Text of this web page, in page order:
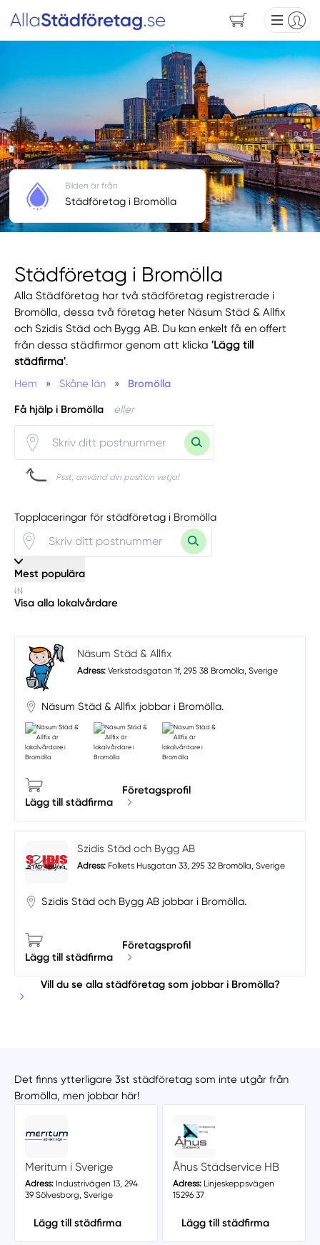
Städföretag i Bromölla
Alla Städföretag har två städföretag registrerade i
Bromölla, dessa två företag heter Näsum Städ & Allfix
och Szidis Städ och Bygg AB. Du kan enkelt få en offert
från dessa städfirmor genom att klicka'Lägg till
städfirma'.
Hem
» Skåne län » Bromölla
Få hjälp i Bromölla eller
Psst, använd din position vetja!
Bilden är från
Städföretag i Bromölla
Topplaceringar för städföretag i Bromölla
Mest populära
Visa alla lokalvårdare
Näsum Städ & Allfix
Adress: Verkstadsgatan 1f, 295 38 Bromölla, Sverige
Näsum Städ & Allfix jobbar i Bromölla.
Lägg till städfirma
Företagsprofil
Szidis Städ och Bygg AB
Adress: Folkets Husgatan 33, 295 32 Bromölla, Sverige
Szidis Städ och Bygg AB jobbar i Bromölla.
Lägg till städfirma
Företagsprofil
Vill du se alla städföretag som jobbar i Bromölla?
Det finns ytterligare 3st städföretag som inte utgår från
Bromölla, men jobbar här!
Meritum i Sverige
Adress:Industrivägen 13, 294
39 Sölvesborg, Sverige
Lägg till städfirma
Åhus Städservice HB
Adress:Linjeskeppsvägen
15296 37
Lägg till städfirma